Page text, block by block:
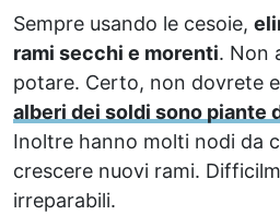
Sempre usando le cesoie,
rami secchi e morenti. Non
potare. Certo, non dovrete
alberi dei soldi sono piante
Inoltre hanno molti nodi da
crescere nuovi rami.
irreparabili.